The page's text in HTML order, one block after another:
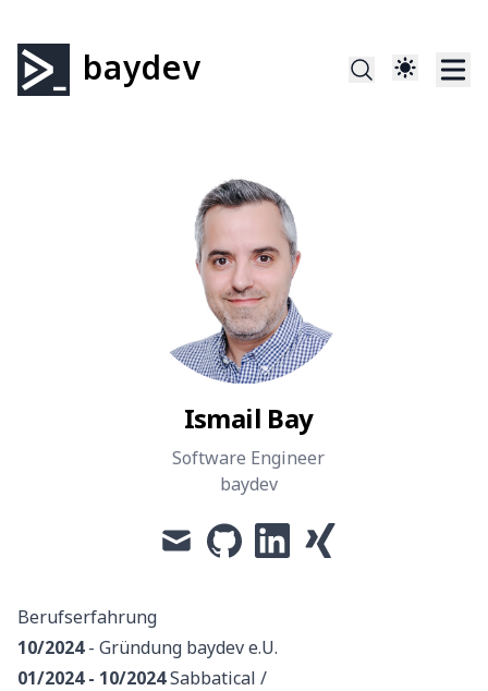
baydev
Ismail Bay
Software Engineer
baydev
mail github linkedin xing
Berufserfahrung
10/2024- Gründung baydev e.U.
01/2024 - 10/2024Sabbatical /